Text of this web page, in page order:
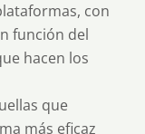
con
función del
hacen los
que
más eficaz